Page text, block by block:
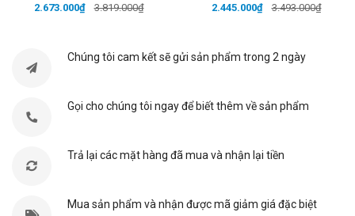
Tính Năng Nổi Bật:
Chất Liệu Cao Cấp : 64% sợi tre và 36% cotton,
siêu mềm mại, kháng khuẩn và thấm hút tốt.
toàn sử dụng cho cả da nhạy cảm.
chịu khi sử dụng, làm sạch hiệu quả.
Đức
2.673.000₫ 3.819.000₫ 2.445.000₫ 3.493.000₫
Chúng tôi cam kết sẽ gửi sản phẩm trong 2 ngày
Gọi cho chúng tôi ngay để biết thêm về sản phẩm
Trả lại các mặt hàng đã mua và nhận lại tiền
Mua sản phẩm và nhận được mã giảm giá đặc biệt